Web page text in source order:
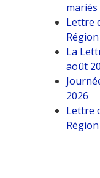
mariés
Lettre
La
août
2026
Lettre